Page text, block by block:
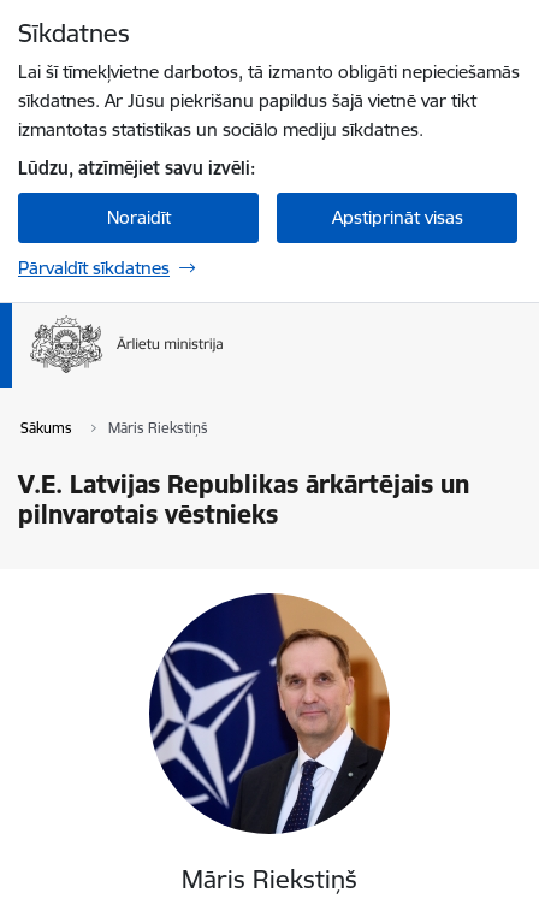
Sīkdatnes
Lai šī tīmekļvietne darbotos, tā izmanto obligāti nepieciešamās
sīkdatnes. Ar Jūsu piekrišanu papildus šajā vietnē var tikt
izmantotas statistikas un sociālo mediju sīkdatnes.
Lūdzu, atzīmējiet savu izvēli:
Noraidīt Apstiprināt visas
Pārvaldīt sīkdatnes
Sākums Māris Riekstiņš
V.E. Latvijas Republikas ārkārtējais un
pilnvarotais vēstnieks
Māris Riekstiņš